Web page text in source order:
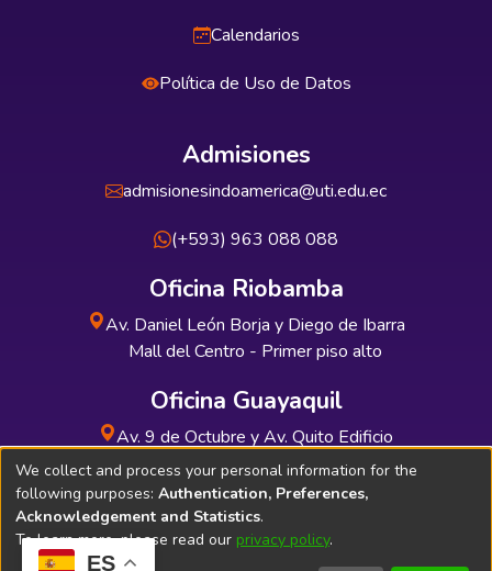
ES
Calendarios
Política de Uso de Datos
Admisiones
admisionesindoamerica@uti.edu.ec
(+593) 963 088 088
Oficina Riobamba
Av. Daniel León Borja y Diego de Ibarra
Mall del Centro - Primer piso alto
Oficina Guayaquil
Av. 9 de Octubre y Av. Quito Edificio
INDUAUTO - Planta baja
We collect and process your personal information for the
following purposes: Authentication, Preferences,
Acknowledgement and Statistics.
To learn more, please read our privacy policy.